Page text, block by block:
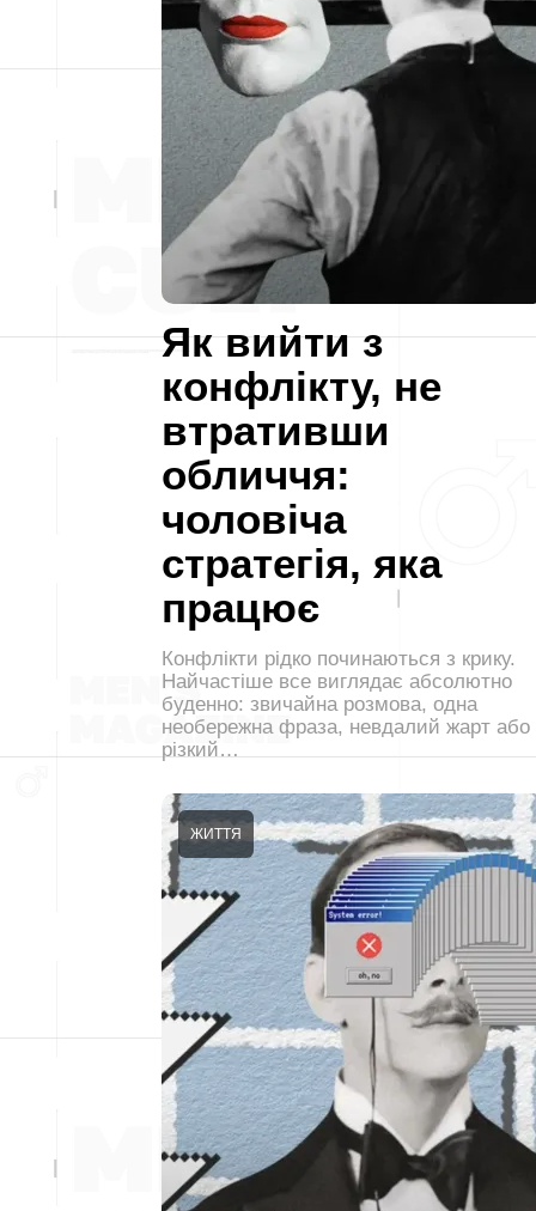
Як вийти з
конфлікту, не
втративши
обличчя:
чоловіча
стратегія, яка
працює
Конфлікти рідко починаються з крику.
Найчастіше все виглядає абсолютно
буденно: звичайна розмова, одна
необережна фраза, невдалий жарт або
різкий…
ЖИТТЯ